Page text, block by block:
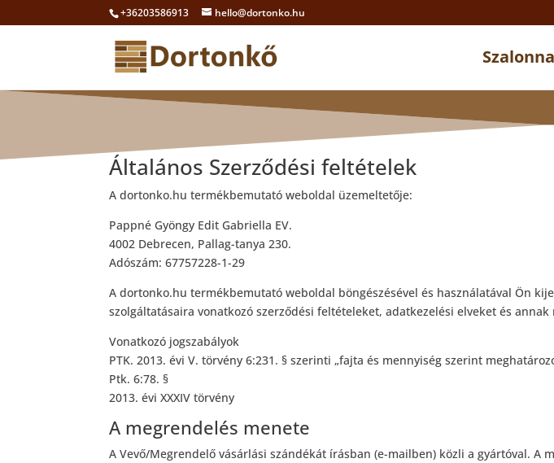
+36203586913 hello@dortonko.hu
Általános Szerződési feltételek
A dortonko.hu termékbemutató weboldal üzemeltetője:
Pappné Gyöngy Edit Gabriella EV.
4002 Debrecen, Pallag-tanya 230.
Adószám: 67757228-1-29
A dortonko.hu termékbemutató weboldal böngészésével és használatával Ön
szolgáltatásaira vonatkozó szerződési feltételeket, adatkezelési elveket és
Vonatkozó jogszabályok
PTK. 2013. évi V. törvény 6:231. § szerinti „fajta és mennyiség szerint
Ptk. 6:78. §
2013. évi XXXIV törvény
A megrendelés menete
A Vevő/Megrendelő vásárlási szándékát írásban (e-mailben) közli a gyártóval.